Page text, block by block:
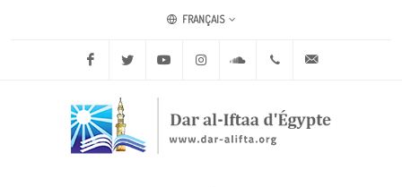
FRANÇAIS
Facebook Twitter Youtube Instagram Soundcloud+20 2 25970400